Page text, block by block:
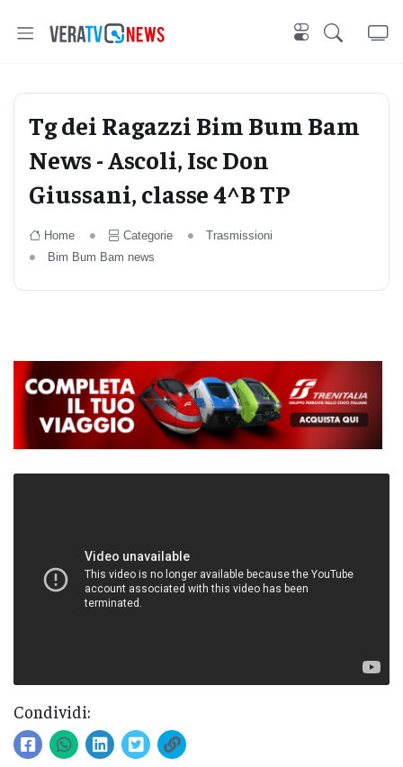
Tg dei Ragazzi Bim Bum Bam
News - Ascoli, Isc Don
Giussani, classe 4^B TP
Home Categorie
Trasmissioni
Bim Bum Bam news
Condividi: